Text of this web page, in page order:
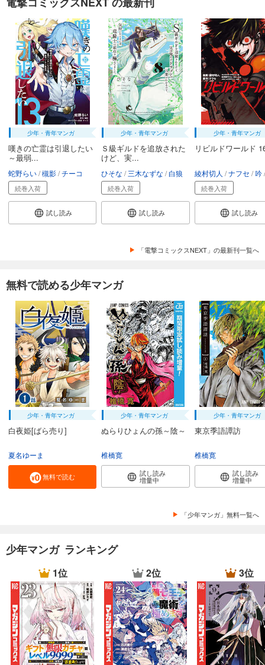
少年・青年マンガ
嘆きの亡霊は引退したい
～最弱...
蛇野らい 槻影 チーコ
続巻入荷
試し読み
少年・青年マンガ
Ｓ級ギルドを追放された
けど、実...
ひそな 三木なずな 白狼
続巻入荷
試し読み
少年・青年マンガ
リビルドワールド
綾村切人 ナフセ 吟
続巻入荷
試し読み
「電撃コミックスNEXT」の最新刊一覧へ
無料で読める少年マンガ
少年・青年マンガ
白夜姫[ばら売り]
夏名ゆーま
無料で読む
少年・青年マンガ
ぬらりひょんの孫～陰～
椎橋寛
試し読み
増量中
少年・青年マンガ
東京季語譚訪
椎橋寛
試し読み
増量中
「少年マンガ」無料一覧へ
少年マンガ ランキング
1位 2位 3位